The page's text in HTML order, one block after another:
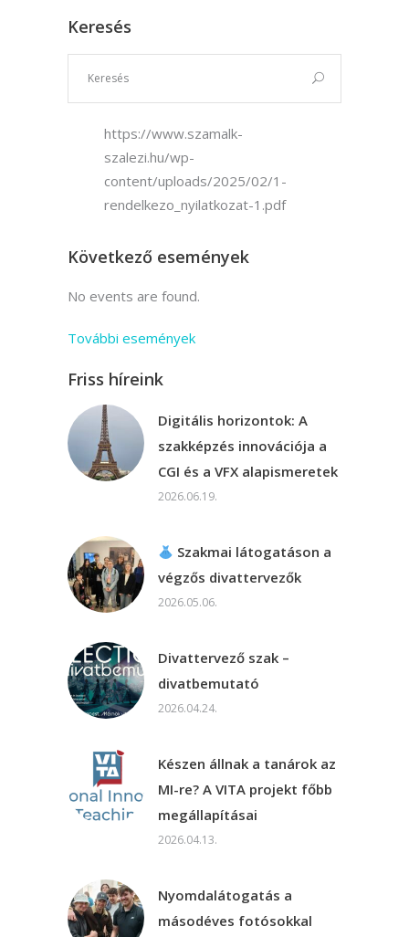
Keresés
https://www.szamalk-
szalezi.hu/wp-
content/uploads/2025/02/1-
rendelkezo_nyilatkozat-1.pdf
Következő események
No events are found.
További események
Friss híreink
Digitális horizontok: A
szakképzés innovációja a
CGI és a VFX alapismeretek
2026.06.19.
Szakmai látogatáson a
végzős divattervezők
2026.05.06.
Divattervező szak –
divatbemutató
2026.04.24.
Készen állnak a tanárok az
MI-re? A VITA projekt főbb
megállapításai
2026.04.13.
Nyomdalátogatás a
másodéves fotósokkal